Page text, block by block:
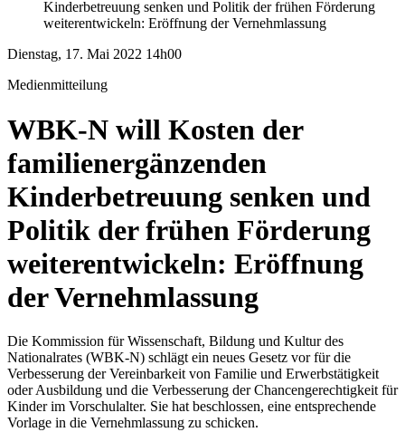
Kinderbetreuung senken und Politik der frühen Förderung
weiterentwickeln: Eröffnung der Vernehmlassung
Dienstag, 17. Mai 2022 14h00
Medienmitteilung
WBK-N will Kosten der
familienergänzenden
Kinderbetreuung senken und
Politik der frühen Förderung
weiterentwickeln: Eröffnung
der Vernehmlassung
Die Kommission für Wissenschaft, Bildung und Kultur des
Nationalrates (WBK-N) schlägt ein neues Gesetz vor für die
Verbesserung der Vereinbarkeit von Familie und Erwerbstätigkeit
oder Ausbildung und die Verbesserung der Chancengerechtigkeit für
Kinder im Vorschulalter. Sie hat beschlossen, eine entsprechende
Vorlage in die Vernehmlassung zu schicken.